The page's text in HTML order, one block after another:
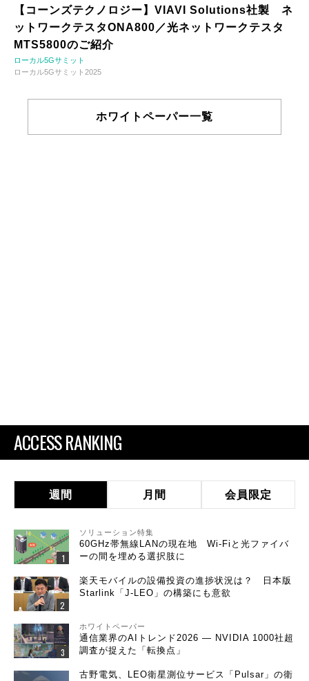
【コーンズテクノロジー】VIAVI Solutions社製 ネ
ットワークテスタONA800／光ネットワークテスタ
MTS5800のご紹介
ローカル5Gサミット
ローカル5Gサミット2025
ホワイトペーパー一覧
ACCESS RANKING
週間 月間 会員限定
ソリューション特集
60GHz帯無線LANの現在地 Wi-Fiと光ファイバ
ーの間を埋める選択肢に
楽天モバイルの設備投資の進捗状況は？ 日本版
Starlink「J-LEO」の構築にも意欲
ホワイトペーパー
通信業界のAIトレンド2026 ― NVIDIA 1000社超
調査が捉えた「転換点」
古野電気、LEO衛星測位サービス「Pulsar」の衛